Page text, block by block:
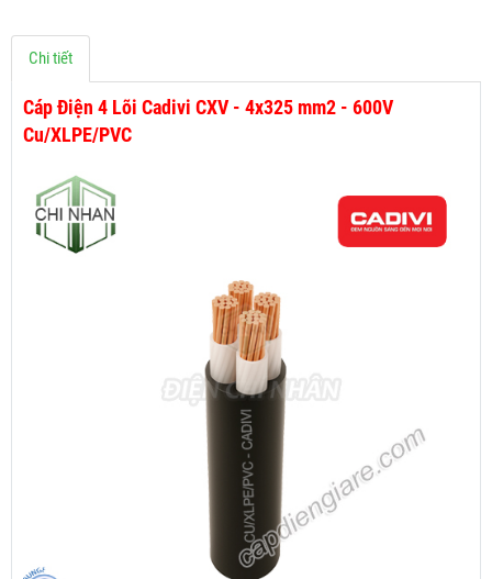
Chi tiết
Cáp Điện 4 Lõi Cadivi CXV - 4x325 mm2 - 600V
Cu/XLPE/PVC